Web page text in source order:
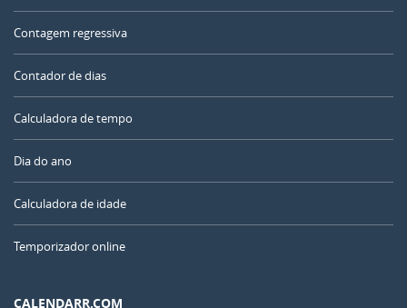
Contagem regressiva
Contador de dias
Calculadora de tempo
Dia do ano
Calculadora de idade
Temporizador online
CALENDARR.COM